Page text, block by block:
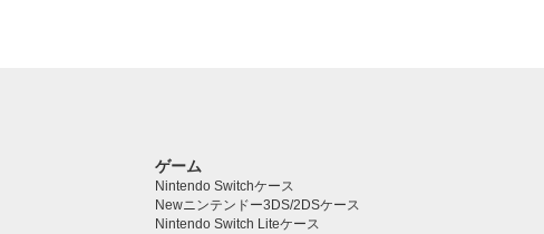
ゲーム
Nintendo Switchケース
Newニンテンドー3DS/2DSケース
Nintendo Switch Liteケース